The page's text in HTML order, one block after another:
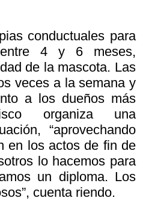
conductuales para
4 y 6 meses,
de la mascota. Las
veces a la semana y
a los dueños más
organiza una
“aprovechando
en los actos de fin de
lo hacemos para
un diploma. Los
cuenta riendo.